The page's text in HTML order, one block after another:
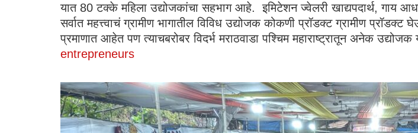
यात 80 टक्के महिला उद्योजकांचा सहभाग आहे. इमिटेशन ज्वेलरी खाद्यपदार्थ, गाय
सर्वात महत्त्वाचं ग्रामीण भागातील विविध उद्योजक कोकणी प्रॉडक्ट ग्रामीण
प्रमाणात आहेत पण त्याचबरोबर विदर्भ मराठवाडा पश्चिम महाराष्ट्रातून अनेक
entrepreneurs